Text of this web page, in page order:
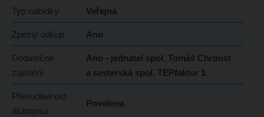
Typ nabídky Veřejná
Zpětný odkup Ano
Dodatečné
zajištění
Ano - jednatel spol. Tomáš Chroust
a sesterská spol. TEPfaktor 1
Převoditelnost
dluhopisu
Povolena